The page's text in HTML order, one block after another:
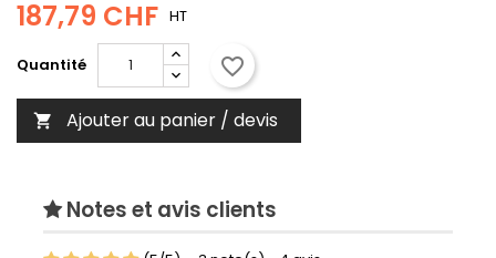
187,79 CHF HT
Quantité favorite_border
 Ajouter au panier / devis
Notes et avis clients